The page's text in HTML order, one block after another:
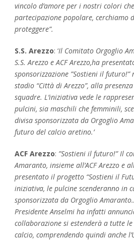
vincolo d’amore per i nostri colori
partecipazione popolare, cerchiamo
proteggere”.
S.S. Arezzo: ‘Il Comitato Orgoglio
S.S. Arezzo e ACF Arezzo,ha
sponsorizzazione ”Sostieni il
stadio “Città di Arezzo”, alla
squadre. L’iniziativa vede le
pulcini, sia maschili che femminili,
divisa sponsorizzata da Orgoglio
futuro del calcio aretino.’
ACF Arezzo: ”Sostieni il futuro!” Il
Amaranto, insieme all’ACF Arezzo e
presentato il progetto “Sostieni il
iniziativa, le pulcine scenderanno in
sponsorizzata da Orgoglio
Presidente Anselmi ha infatti
collaborazione si estenderà a tutte
calcio, comprendendo quindi anche